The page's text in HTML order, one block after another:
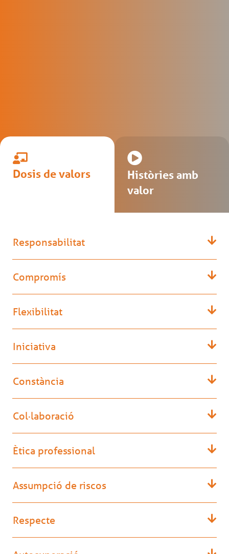
Dosis de valors
Històries amb
valor
Responsabilitat
Compromís
Flexibilitat
Iniciativa
Constància
Col·laboració
Ètica professional
Assumpció de riscos
Respecte